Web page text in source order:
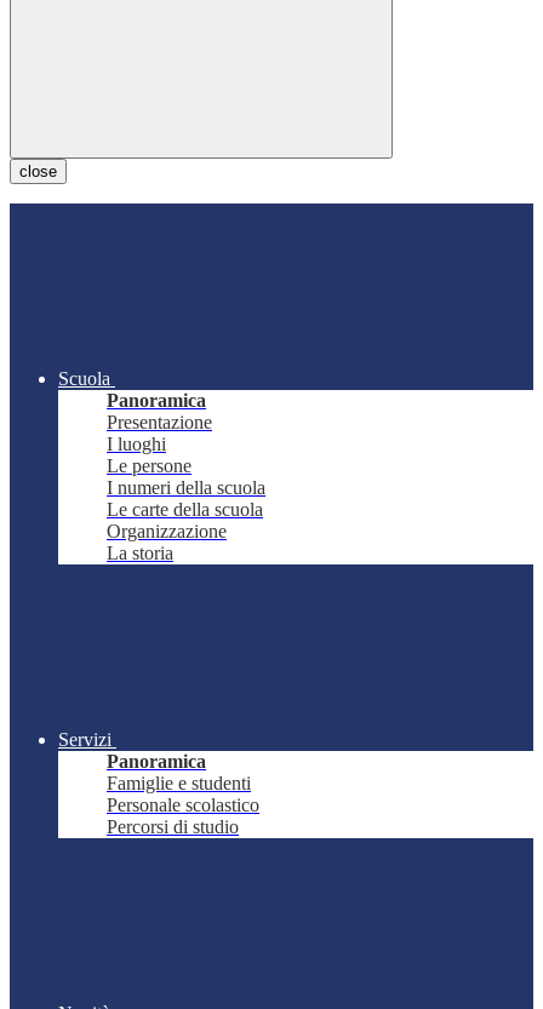
close
Scuola
Panoramica
Presentazione
I luoghi
Le persone
I numeri della scuola
Le carte della scuola
Organizzazione
La storia
Servizi
Panoramica
Famiglie e studenti
Personale scolastico
Percorsi di studio